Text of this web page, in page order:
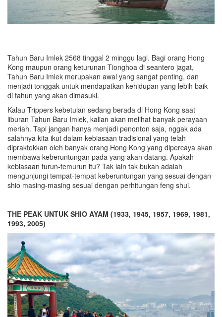
Tahun Baru Imlek 2568 tinggal 2 minggu lagi. Bagi orang Hong
Kong maupun orang keturunan Tionghoa di seantero jagat,
Tahun Baru Imlek merupakan awal yang sangat penting, dan
menjadi tonggak untuk mendapatkan kehidupan yang lebih baik
di tahun yang akan dimasuki.
Kalau Trippers kebetulan sedang berada di Hong Kong saat
liburan Tahun Baru Imlek, kalian akan melihat banyak perayaan
meriah. Tapi jangan hanya menjadi penonton saja, nggak ada
salahnya kita ikut dalam kebiasaan tradisional yang telah
dipraktekkan oleh banyak orang Hong Kong yang dipercaya akan
membawa keberuntungan pada yang akan datang. Apakah
kebiasaan turun-temurun itu? Tak lain tak bukan adalah
mengunjungi tempat-tempat keberuntungan yang sesuai dengan
shio masing-masing sesuai dengan perhitungan feng shui.
THE PEAK UNTUK SHIO AYAM (1933, 1945, 1957, 1969, 1981,
1993, 2005)